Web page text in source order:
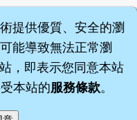
提供優質、安全的瀏
能導致無法正常瀏
，即表示您同意本站
本站的服務條款。